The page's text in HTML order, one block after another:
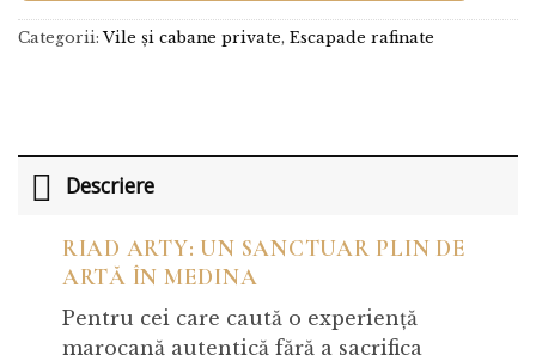
Categorii:Vile și cabane private, Escapade rafinate
Descriere
RIAD ARTY: UN SANCTUAR PLIN DE
ARTĂ ÎN MEDINA
Pentru cei care caută o experiență
marocană autentică fără a sacrifica